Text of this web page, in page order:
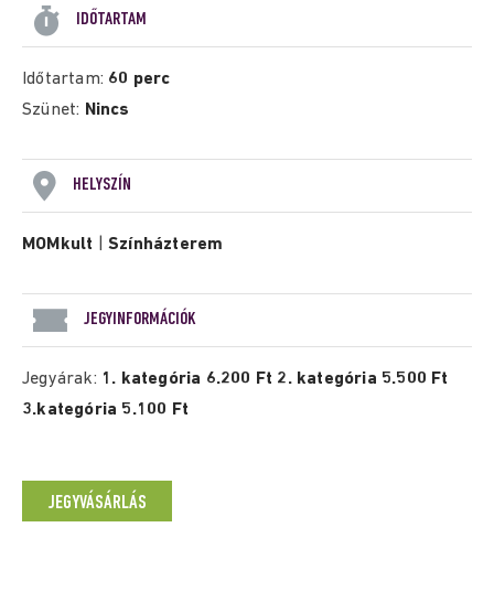
IDŐTARTAM
Időtartam: 60 perc
Szünet: Nincs
HELYSZÍN
MOMkult |Színházterem
JEGYINFORMÁCIÓK
Jegyárak: 1. kategória 6.200 Ft 2. kategória 5.500 Ft
3.kategória 5.100 Ft
JEGYVÁSÁRLÁS